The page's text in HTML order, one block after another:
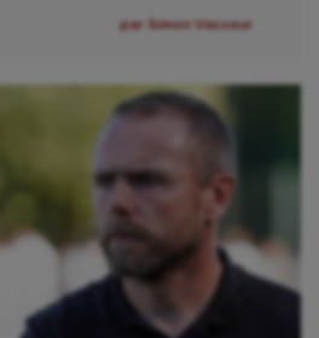
par Simon Vasseur